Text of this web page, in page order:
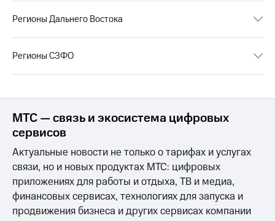
Акционерный
и
Рынок
Описание
Программа
приобретения
Порядок
выкупа
акций
Дивиденды
Рынок
облигаций
Регионы Дальнего Востока
Регионы СЗФО
МТС — связь и экосистема цифровых
сервисов
Актуальные новости не только о тарифах и услугах
связи, но и новых продуктах МТС: цифровых
приложениях для работы и отдыха, ТВ и медиа,
финансовых сервисах, технологиях для запуска и
продвижения бизнеса и других сервисах компании